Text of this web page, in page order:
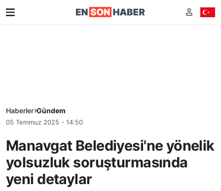
Haberler Gündem
05 Temmuz 2025 - 14:50
Manavgat Belediyesi'ne yönelik
yolsuzluk soruşturmasında
yeni detaylar